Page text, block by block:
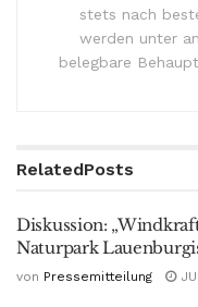
stets nach
werden unter
belegbare
RelatedPosts
Diskussion:
Naturpark
von Pressemitteilung